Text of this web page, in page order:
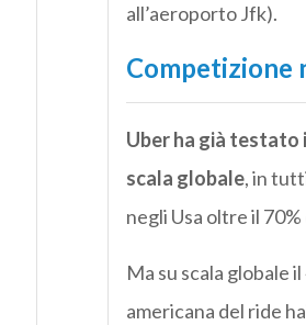
all’aeroporto Jfk).
Competizione
Uber ha già testato
scala globale, in
negli Usa oltre il
Ma su scala globale
americana del ride